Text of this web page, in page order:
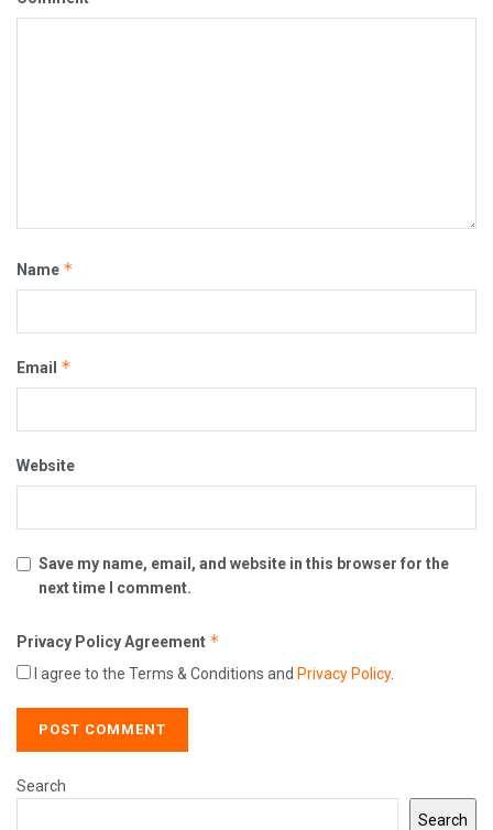
Name *
Email *
Website
Save my name, email, and website in this browser for the
next time I comment.
Privacy Policy Agreement *
I agree to the Terms & Conditions and Privacy Policy.
Search
Search